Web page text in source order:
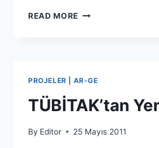
READ MORE BIR
PROJELER | AR-GE
TÜBİTAK’tan
By Editor 25 Mayıs 2011